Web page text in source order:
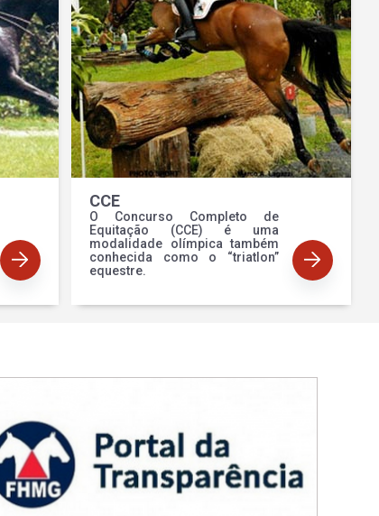
CCE
O Concurso Completo de
Equitação (CCE) é uma
modalidade olímpica também
conhecida como o “triatlon”
equestre.